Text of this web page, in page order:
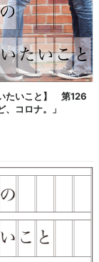
たいこと】 第126
、コロナ。」